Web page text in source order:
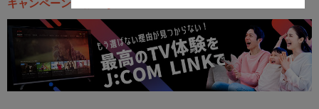
キャンペーン・お得な情報